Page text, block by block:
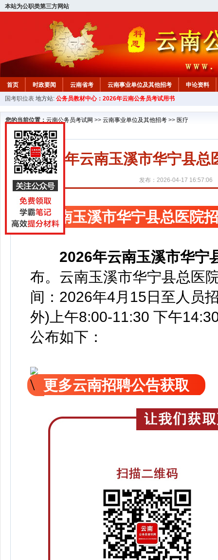
本站为公职类第三方网站
首页 时政要闻 云南省考 云南事业单位及其他招考
申论资料
国考职位表 地方站: 公务员教材中心：2026年云南公务员考试用书
您的当前位置： 云南公务员考试网 >> 云南事业单位及其他招考 >> 医疗
2026年云南玉溪市华宁县总
发布：2026-04-17 16:57:06
云南玉溪市华宁县总医院
2026年云南玉溪市华宁
布。云南玉溪市华宁县总医
间：2026年4月15日至人员
外)上午8:00-11:30 下午
公布如下：
更多云南招聘公告获取